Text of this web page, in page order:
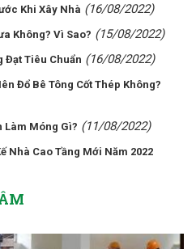
Khi Xây Nhà (16/08/2022)
Không? Vì Sao? (15/08/2022)
Đạt Tiêu Chuẩn (16/08/2022)
Đổ Bê Tông Cốt Thép Không?
Làm Móng Gì? (11/08/2022)
Nhà Cao Tầng Mới Năm 2022